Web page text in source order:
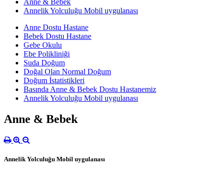
Annelik Yolculuğu Mobil uygulanası
Anne Dostu Hastane
Bebek Dostu Hastane
Gebe Okulu
Ebe Polikliniği
Suda Doğum
Doğal Olan Normal Doğum
Doğum İstatistikleri
Basında Anne & Bebek Dostu Hastanemiz
Annelik Yolculuğu Mobil uygulanası
Anne & Bebek
Annelik Yolculuğu Mobil uygulanası